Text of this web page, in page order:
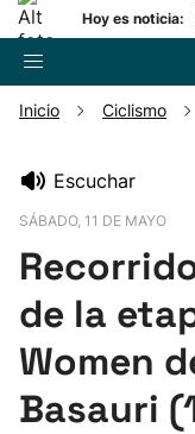
Hoy es noticia:
Pelota
Remo
Inicio Ciclismo
Escuchar
SÁBADO, 11 DE MAYO
de la
Women
Basauri